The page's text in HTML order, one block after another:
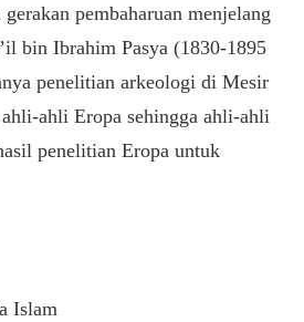
pembaharuan menjelang
bin Ibrahim Pasya (1830-1895
penelitian arkeologi di Mesir
ahli Eropa sehingga ahli-ahli
penelitian Eropa untuk
Islam